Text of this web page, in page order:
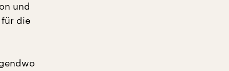
und
für die